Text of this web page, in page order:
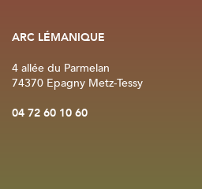
ARC LÉMANIQUE
4 allée du Parmelan
74370 Epagny Metz-Tessy
04 72 60 10 60